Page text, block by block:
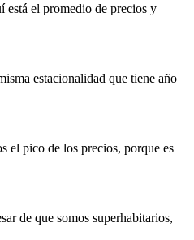
está el promedio de precios y
estacionalidad que tiene año
el pico de los precios, porque es
de que somos superhabitarios,